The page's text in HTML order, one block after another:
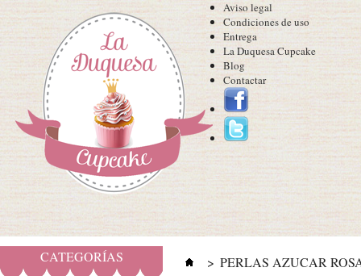
Aviso legal
Condiciones de uso
Entrega
La Duquesa Cupcake
Blog
Contactar
CATEGORÍAS > PERLAS AZUCAR